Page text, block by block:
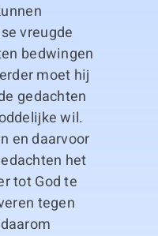
vreugde
bedwingen
moet hij
gedachten
wil.
en daarvoor
het
tot God te
tegen